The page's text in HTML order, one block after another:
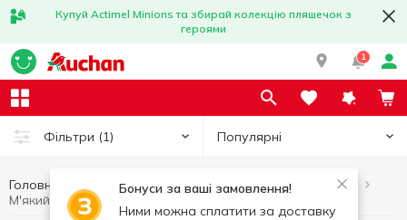
Купуй Actimel Minions та збирай колекцію пляшечок з
героями
1
Фільтри (1) Популярні
Бонуси за ваші замовлення!
Ними можна сплатити за доставку
Головна Яйця та молочні продукти Сир
М'який сир
М'який сир 50 %